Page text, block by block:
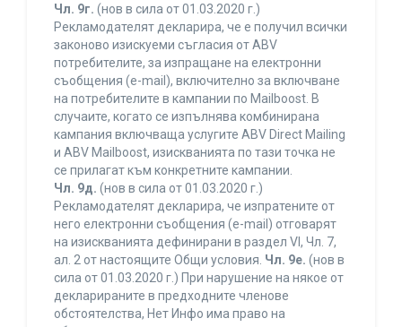
Чл. 9г. (нов в сила от 01.03.2020 г.)
Рекламодателят декларира, че е получил всички
законово изискуеми съгласия от ABV
потребителите, за изпращане на електронни
съобщения (e-mail), включително за включване
на потребителите в кампании по Mailboost. В
случаите, когато се изпълнява комбинирана
кампания включваща услугите ABV Direct Mailing
и ABV Mailboost, изискванията по тази точка не
се прилагат към конкретните кампании.
Чл. 9д. (нов в сила от 01.03.2020 г.)
Рекламодателят декларира, че изпратените от
него електронни съобщения (e-mail) отговарят
на изискванията дефинирани в раздел VI, Чл. 7,
ал. 2 от настоящите Общи условия. Чл. 9е. (нов в
сила от 01.03.2020 г.) При нарушение на някое от
декларираните в предходните членове
обстоятелства, Нет Инфо има право на